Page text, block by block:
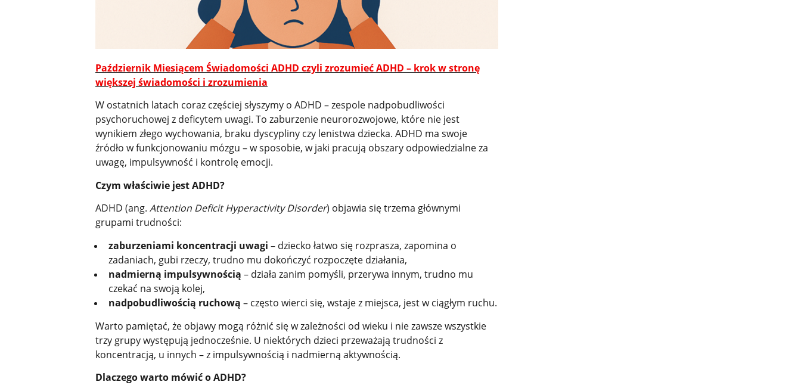
Październik Miesiącem Świadomości ADHD czyli zrozumieć ADHD – krok w stronę
większej świadomości i zrozumienia
W ostatnich latach coraz częściej słyszymy o ADHD – zespole nadpobudliwości
psychoruchowej z deficytem uwagi. To zaburzenie neurorozwojowe, które nie jest
wynikiem złego wychowania, braku dyscypliny czy lenistwa dziecka. ADHD ma swoje
źródło w funkcjonowaniu mózgu – w sposobie, w jaki pracują obszary odpowiedzialne za
uwagę, impulsywność i kontrolę emocji.
Czym właściwie jest ADHD?
ADHD (ang. Attention Deficit Hyperactivity Disorder) objawia się trzema głównymi
grupami trudności:
zaburzeniami koncentracji uwagi – dziecko łatwo się rozprasza, zapomina o
zadaniach, gubi rzeczy, trudno mu dokończyć rozpoczęte działania,
nadmierną impulsywnością – działa zanim pomyśli, przerywa innym, trudno mu
czekać na swoją kolej,
nadpobudliwością ruchową – często wierci się, wstaje z miejsca, jest w ciągłym ruchu.
Warto pamiętać, że objawy mogą różnić się w zależności od wieku i nie zawsze wszystkie
trzy grupy występują jednocześnie. U niektórych dzieci przeważają trudności z
koncentracją, u innych – z impulsywnością i nadmierną aktywnością.
Dlaczego warto mówić o ADHD?